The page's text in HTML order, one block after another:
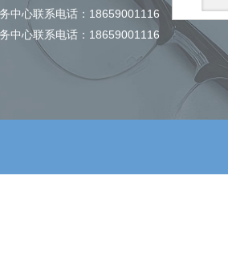
心联系电话：18659001116
心联系电话：18659001116